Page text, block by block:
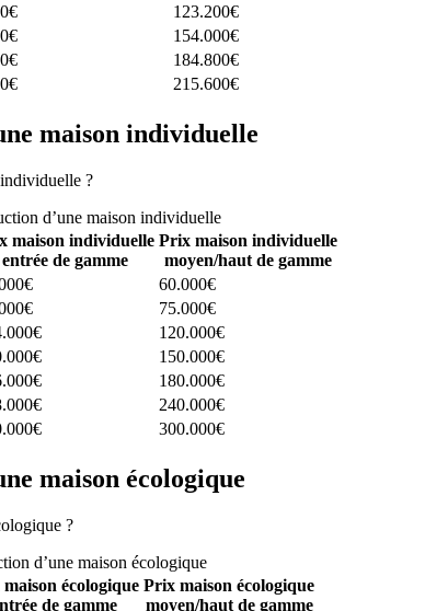
123.200€
154.000€
184.800€
215.600€
maison individuelle
?
d’une maison individuelle
maison individuelle
entrée de gamme
Prix maison individuelle
moyen/haut de gamme
60.000€
75.000€
120.000€
150.000€
180.000€
240.000€
300.000€
maison écologique
?
d’une maison écologique
écologique
de gamme
Prix maison écologique
moyen/haut de gamme